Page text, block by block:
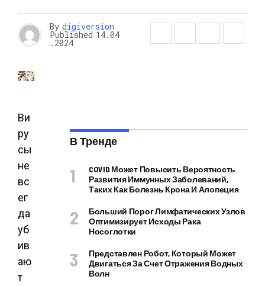
By digiversion
Published 14.04
.2024
Ви
ру
сы
не
вс
ег
да
уб
ив
аю
т
В Тренде
COVID Может Повысить Вероятность
Развития Иммунных Заболеваний,
Таких Как Болезнь Крона И Алопеция
Больший Порог Лимфатических Узлов
Оптимизирует Исходы Рака
Носоглотки
Представлен Робот, Который Может
Двигаться За Счет Отражения Водных
Волн